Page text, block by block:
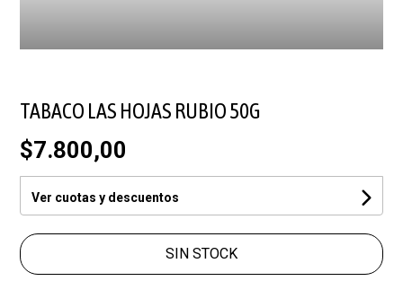
TABACO LAS HOJAS RUBIO 50G
$7.800,00
Ver cuotas y descuentos
SIN STOCK